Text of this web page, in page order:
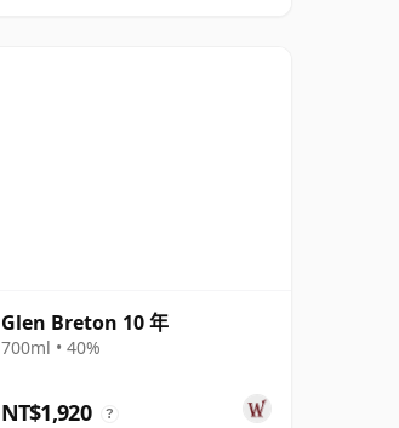
Glen Breton 10 年
700ml • 40%
NT$1,920 ?